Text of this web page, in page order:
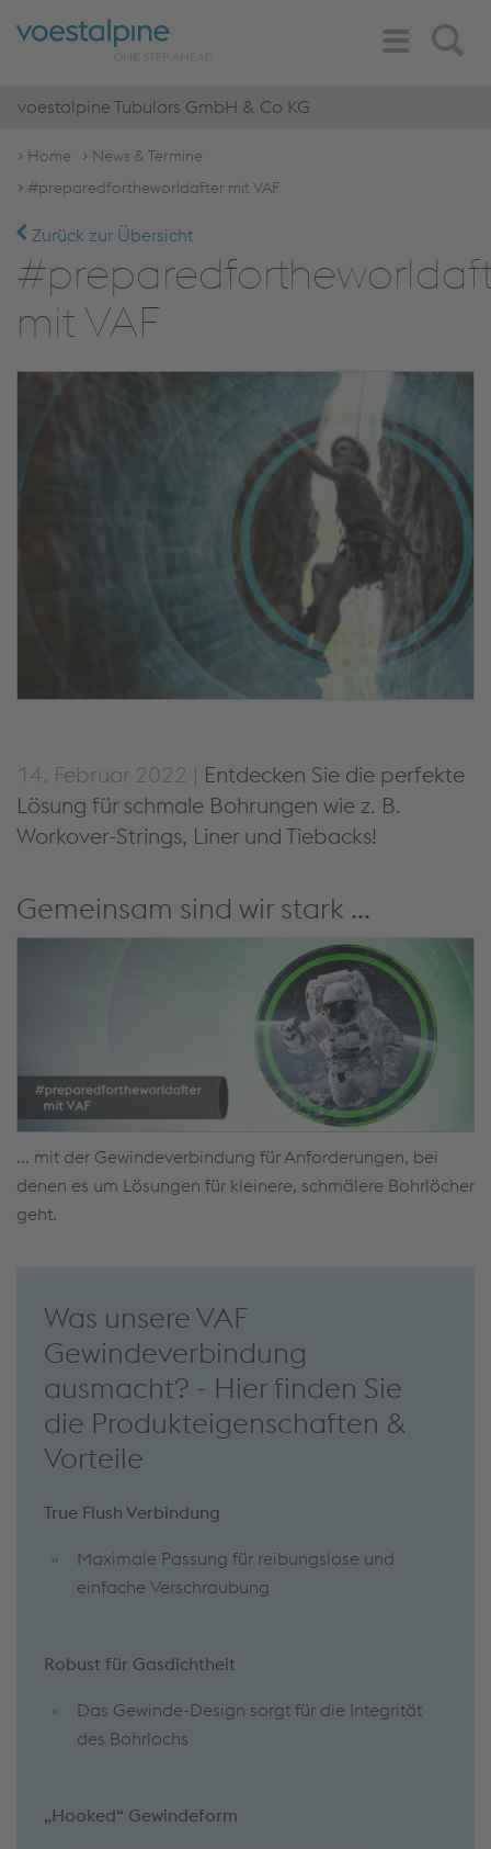
Search
Toggle
Navigation
voestalpine Tubulars GmbH & Co KG
Home
News & Termine
#preparedfortheworldafter mit VAF
Zurück zur Übersicht
mit VAF
14. Februar 2022 | Entdecken Sie die perfekte
Lösung für schmale Bohrungen wie z. B.
Workover-Strings, Liner und Tiebacks!
Gemeinsam sind wir stark ...
... mit der Gewindeverbindung für Anforderungen, bei
denen es um Lösungen für kleinere, schmälere Bohrlöcher
geht.
Was unsere VAF
Gewindeverbindung
ausmacht? - Hier finden Sie
die Produkteigenschaften &
Vorteile
True Flush Verbindung
Maximale Passung für reibungslose und
einfache Verschraubung
Robust für Gasdichtheit
Das Gewinde-Design sorgt für die Integrität
des Bohrlochs
„Hooked“ Gewindeform